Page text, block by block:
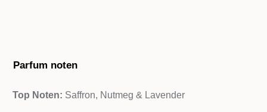
Parfum noten
Top Noten: Saffron, Nutmeg & Lavender